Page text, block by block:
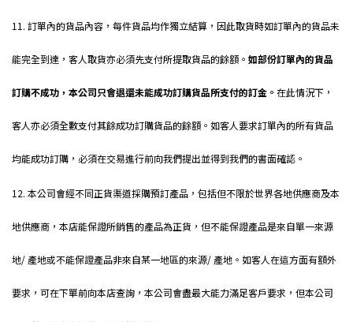
11. 訂單內的貨品內容，每件貨品均作獨立結算，因此取貨時如訂單內的貨品未
能完全到達，客人取貨亦必須先支付所提取貨品的餘額。 如部份訂單內的貨品
訂購不成功，本公司只會退還未能成功訂購貨品所支付的訂金。 在此情況下，
客人亦必須全數支付其餘成功訂購貨品的餘額。如客人要求訂單內的所有貨品
均能成功訂購，必須在交易進行前向我們提出並得到我們的書面確認。
12. 本公司會經不同正貨渠道採購預訂產品，包括但不限於世界各地供應商及本
地供應商，本店能保證所銷售的產品為正貨，但不能保證產品是來自單一來源
地/ 產地或不能保證產品非來自某一地區的來源/ 產地。如客人在這方面有額外
要求，可在下單前向本店查詢，本公司會盡最大能力滿足客戶要求，但本公司